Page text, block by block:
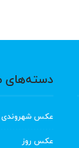
دسته‌های
عکس شهروندی
عکس روز